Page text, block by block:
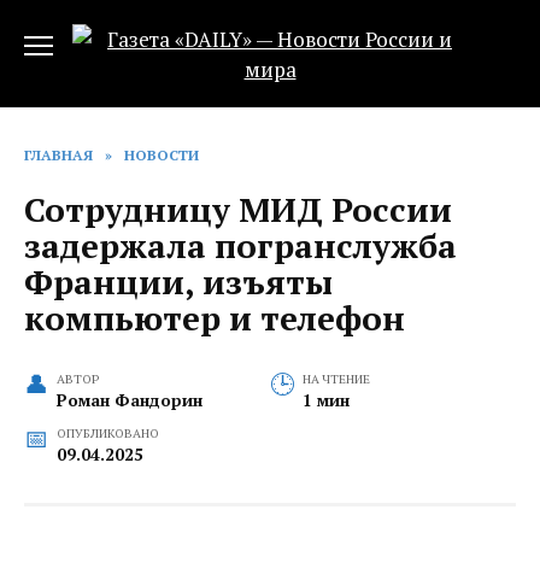
ГЛАВНАЯ » НОВОСТИ
Сотрудницу МИД России
задержала погранслужба
Франции, изъяты
компьютер и телефон
АВТОР
Роман Фандорин
НА ЧТЕНИЕ
1 мин
ОПУБЛИКОВАНО
09.04.2025